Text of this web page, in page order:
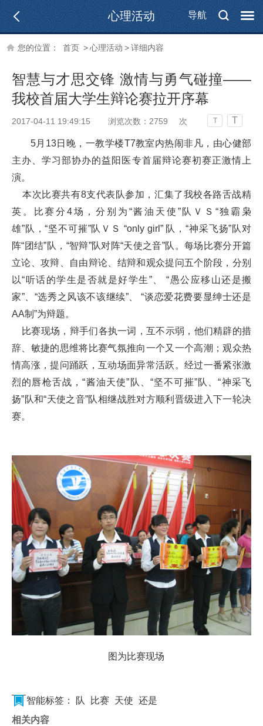
导航
心理活动
您的位置： 首页 >心理活动 >详细内容
智慧与才思交锋 激情与勇气碰撞——
我校首届大学生辩论赛拉开序幕
2017-04-11 19:49:15 浏览次数： 2759 次 T T
5月 13日晚，一教学楼T7教室内热闹非凡，由心健部
主办、学习部协办的益阳医专首届辩论赛初赛正激情上
演。
本次比赛共有8支代表队参加，汇集了我校各路舌战精
英。比赛分 4场，分别为 “酱油天使 ”队ＶＳ “独霸枭
雄”队，“坚不可摧”队ＶＳ “only girl” 队，“神采飞扬”队对
阵“团结”队， “智辩”队对阵“天使之音”队。每场比赛分开篇
立论、攻辩、自由辩论、结辩和观众提问五个阶段，分别
以“听话的学生是否就是好学生”、 “愚公应移山还是搬
家”、 “选秀之风该不该继续”、 “谈恋爱花费要显绅士还是
AA制 ”为辩题。
比赛现场，辩手们各执一词，互不示弱，他们精辟的措
辞、敏捷的思维将比赛气氛推向一个又一个高潮；观众热
情高涨，提问踊跃，互动场面异常活跃。经过一番紧张激
烈的唇枪舌战，“酱油天使” 队、 “坚不可摧”队、“神采飞
扬”队和“天使之音”队相继战胜对方顺利晋级进入下一轮决
赛。
图为比赛现场
智能标签： 队 比赛 天使 还是
相关内容